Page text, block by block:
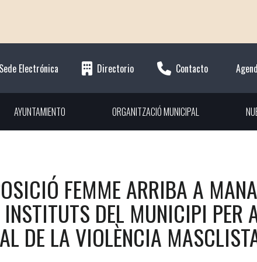
Sede Electrónica Directorio Contacto
AYUNTAMIENTO ORGANITZACIÓ MUNICIPAL
FEMME ARRIBA A
DEL MUNICIPI PER
DE LA VIOLÈNCIA